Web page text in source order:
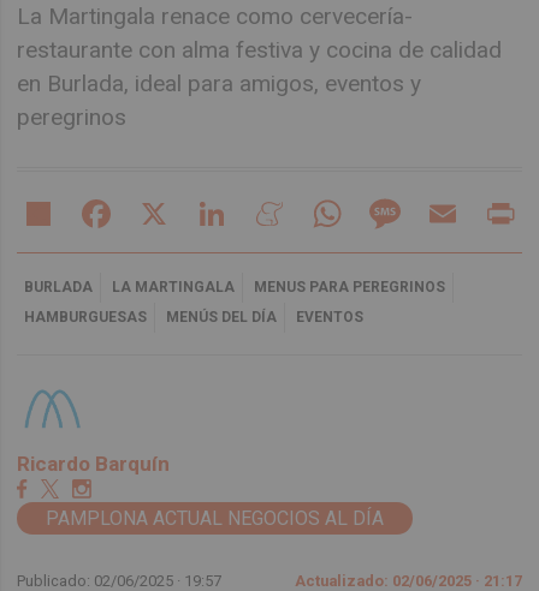
La Martingala renace como cervecería-
restaurante con alma festiva y cocina de calidad
en Burlada, ideal para amigos, eventos y
peregrinos
Share Facebook LinkedIn MeneameWhatsAppMessageEmail
BURLADA LA MARTINGALA
MENUS PARA PEREGRINOS
HAMBURGUESAS
MENÚS DEL DÍA EVENTOS
Ricardo Barquín
PAMPLONA ACTUAL NEGOCIOS AL DÍA
Publicado: 02/06/2025 · 19:57 Actualizado: 02/06/2025 · 21:17